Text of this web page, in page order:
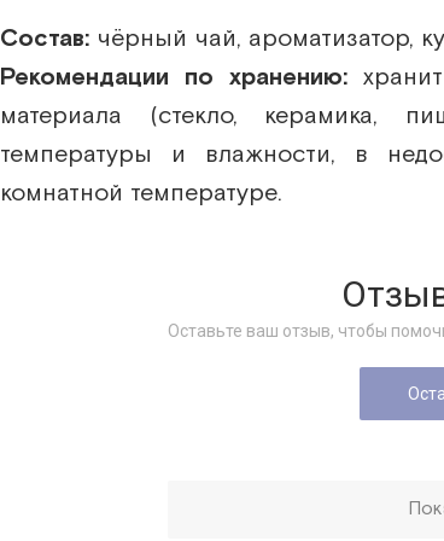
Состав: чёрный чай, ароматизатор,
Рекомендации по хранению:
материала (стекло, керамика,
температуры и влажности, в
комнатной температуре.
Оставьте ваш отзыв, чтобы